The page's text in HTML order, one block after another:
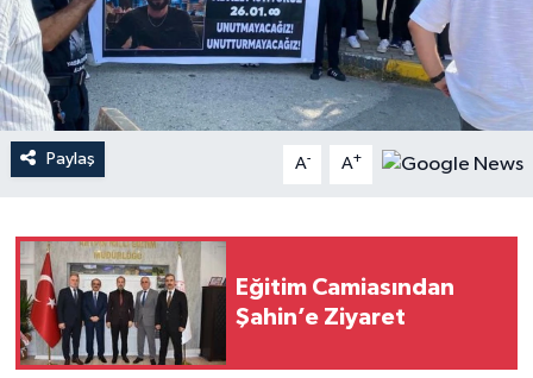
Paylaş A- A+
Eğitim Camiasından
Şahin’e Ziyaret